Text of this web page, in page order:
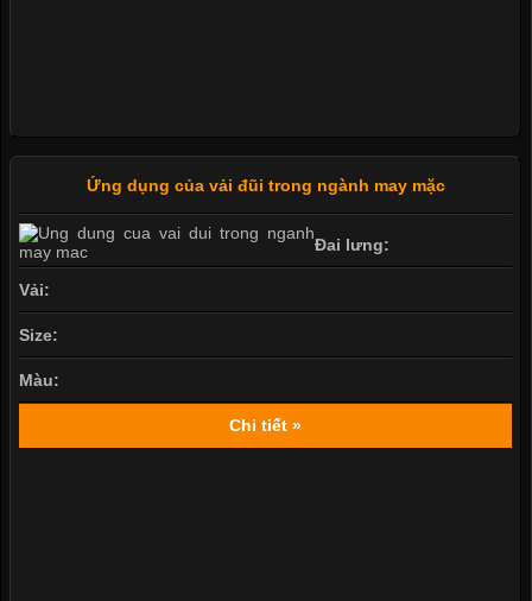
Ứng dụng của vải đũi trong ngành may mặc
Đai lưng:
Vải:
Size:
Màu:
Chi tiết »